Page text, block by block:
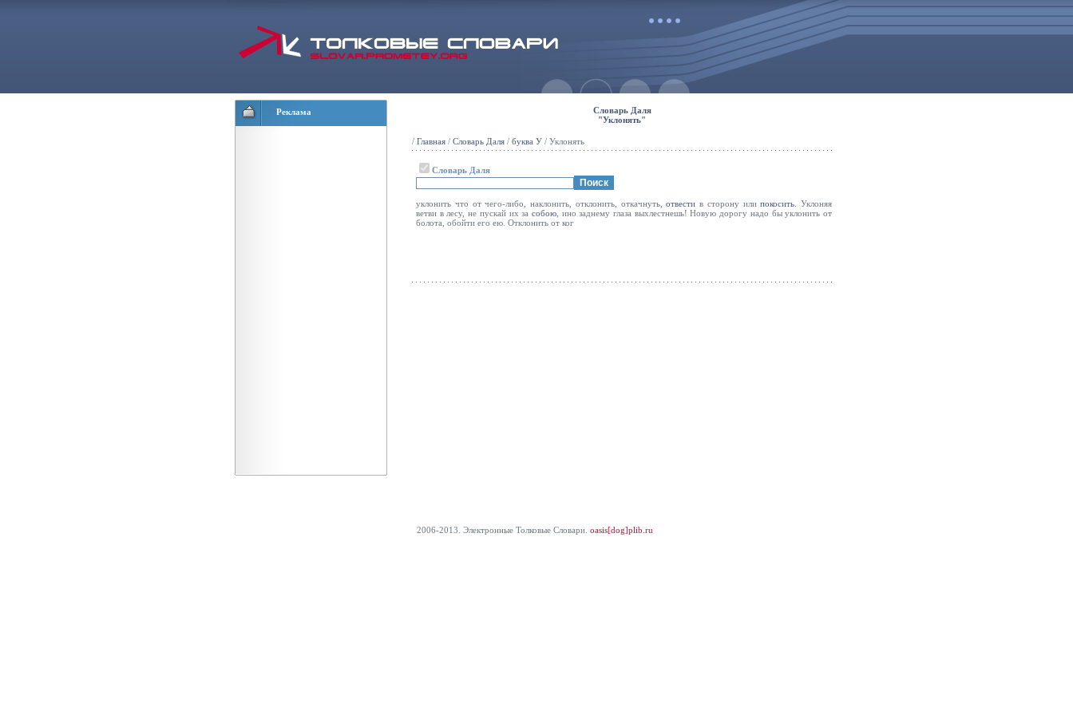
Реклама
Словарь Даля
"Уклонять"
/ Главная / Словарь Даля / буква У / Уклонять
Словарь Даля
уклонить что от чего-либо, наклонить, отклонить, откачнуть,отвести в сторону илипокосить . Уклоняя
ветви в лесу, не пускай их за собою, ино заднему глаза выхлестнешь! Новую дорогу надо бы уклонить от
болота, обойти его ею. Отклонить от ког
2006-2013. Электронные Толковые Cловари. oasis[dog]plib.ru